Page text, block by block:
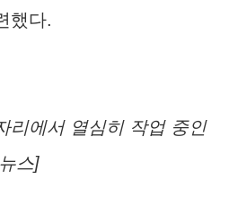
했다.
리에서 열심히 작업 중인
스]